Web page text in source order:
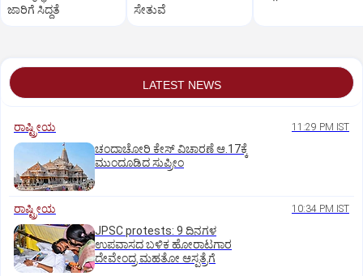
ಜಾರಿಗೆ ಸಿದ್ಧತೆ
ಸೇತುವೆ
LATEST NEWS
ರಾಷ್ಟ್ರೀಯ 11:29 PM IST
ಚಂದಾಚೋರಿ ಕೇಸ್‌ ವಿಚಾರಣೆ ಆ.17ಕ್ಕೆ
ಮುಂದೂಡಿದ ಸುಪ್ರೀಂ
ರಾಷ್ಟ್ರೀಯ 10:34 PM IST
JPSC protests: 9 ದಿನಗಳ
ಉಪವಾಸದ ಬಳಿಕ ಹೋರಾಟಗಾರ
ದೇವೇಂದ್ರ ಮಹತೋ ಆಸ್ಪತ್ರೆಗೆ